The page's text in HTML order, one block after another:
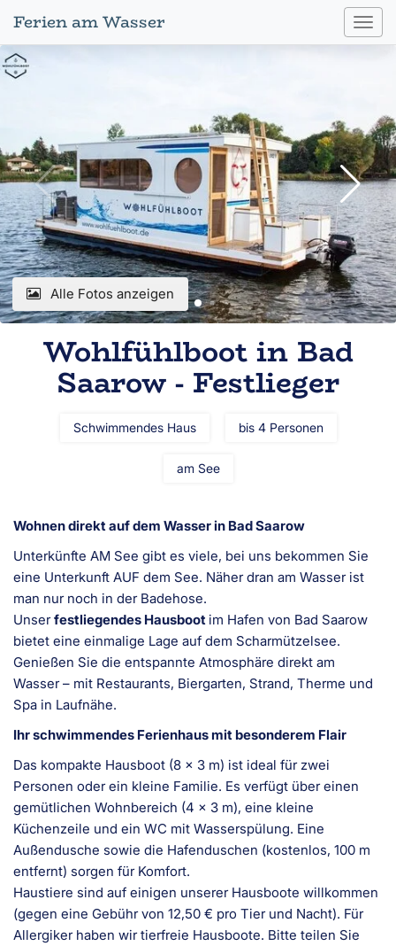
Ferien am Wasser
Alle Fotos anzeigen
Wohlfühlboot in Bad
Saarow - Festlieger
Schwimmendes Haus bis 4 Personen
am See
Wohnen direkt auf dem Wasser in Bad Saarow
Unterkünfte AM See gibt es viele, bei uns bekommen Sie
eine Unterkunft AUF dem See. Näher dran am Wasser ist
man nur noch in der Badehose.
Unserfestliegendes Hausboot im Hafen von Bad Saarow
bietet eine einmalige Lage auf dem Scharmützelsee.
Genießen Sie die entspannte Atmosphäre direkt am
Wasser – mit Restaurants, Biergarten, Strand, Therme und
Spa in Laufnähe.
Ihr schwimmendes Ferienhaus mit besonderem Flair
Das kompakte Hausboot (8 x 3 m) ist ideal für zwei
Personen oder ein kleine Familie. Es verfügt über einen
gemütlichen Wohnbereich (4 x 3 m), eine kleine
Küchenzeile und ein WC mit Wasserspülung. Eine
Außendusche sowie die Hafenduschen (kostenlos, 100 m
entfernt) sorgen für Komfort.
Haustiere sind auf einigen unserer Hausboote willkommen
(gegen eine Gebühr von 12,50 € pro Tier und Nacht). Für
Allergiker haben wir tierfreie Hausboote. Bitte teilen Sie